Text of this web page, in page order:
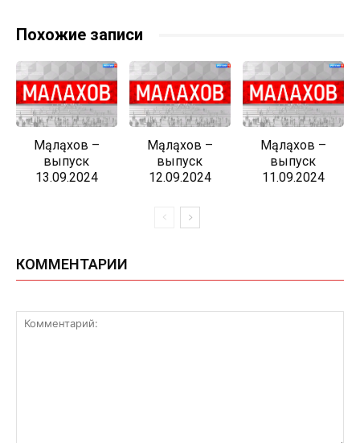
Похожие записи
Мąлąхов –
выпуск
13.09.2024
Мąлąхов –
выпуск
12.09.2024
Мąлąхов –
выпуск
11.09.2024
КОММЕНТАРИИ